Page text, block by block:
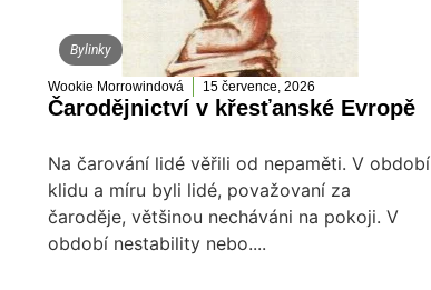
Bylinky
Wookie Morrowindová 15 července, 2026
Čarodějnictví v křesťanské Evropě
Na čarování lidé věřili od nepaměti. V období
klidu a míru byli lidé, považovaní za
čaroděje, většinou necháváni na pokoji. V
období nestability nebo....